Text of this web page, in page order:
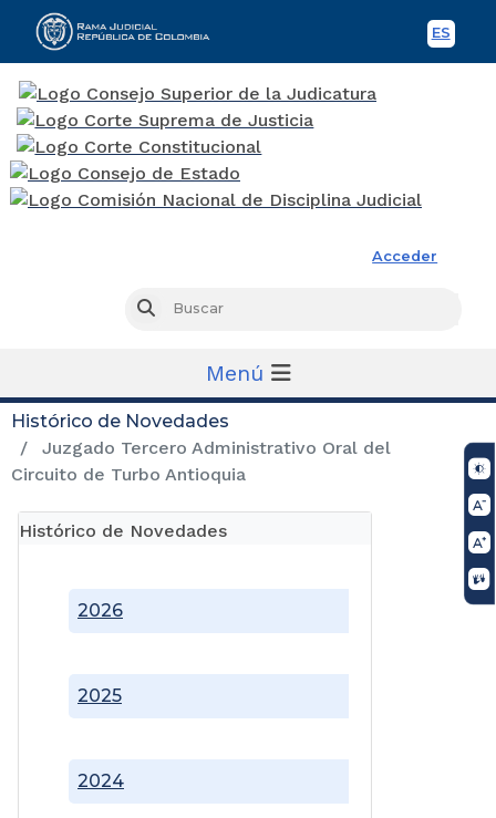
ES
Acceder
Buscar
Menú
Histórico de Novedades
Juzgado Tercero Administrativo Oral del
Circuito de Turbo Antioquia
Histórico de Novedades
2024
2025
2026